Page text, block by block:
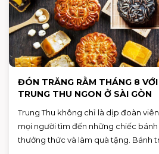
ĐÓN TRĂNG RẰM THÁNG 8
TRUNG THU NGON Ở SÀI GÒN
Trung Thu không chỉ là dịp đoàn
mọi người tìm đến những chiếc
thưởng thức và làm quà tặng. Bánh